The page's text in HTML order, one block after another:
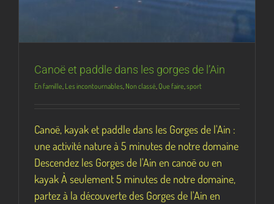
Canoë et paddle dans les gorges de l’Ain
En famille Les incontournables Non classé Que faire sport
Canoë, kayak et paddle dans les Gorges de l'Ain :
une activité nature à 5 minutes de notre domaine
Descendez les Gorges de l'Ain en canoë ou en
kayak À seulement 5 minutes de notre domaine,
partez à la découverte des Gorges de l'Ain en